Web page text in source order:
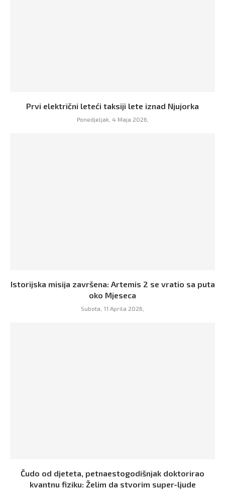
Prvi električni leteći taksiji lete iznad Njujorka
Ponedjeljak, 4 Maja 2026,
Istorijska misija završena: Artemis 2 se vratio sa puta
oko Mjeseca
Subota, 11 Aprila 2026,
Čudo od djeteta, petnaestogodišnjak doktorirao
kvantnu fiziku: Želim da stvorim super-ljude